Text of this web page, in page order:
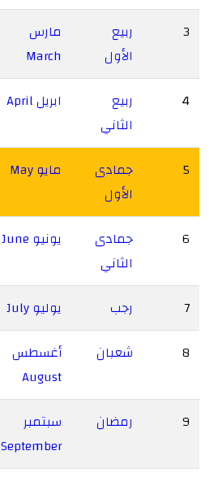
3
ربيع
الأول
مارس
March
4
ربيع
الثاني
ابريل April
5
جمادى
الأول
مايو May
6
جمادى
الثاني
يونيو June
7 رجب يوليو July
8
شعبان
أغسطس
August
9 رمضان
سبتمبر
September